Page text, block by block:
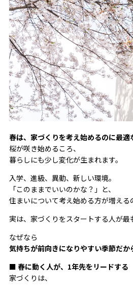
春は、家づくりを考え始めるのに最適
桜が咲き始めるころ、
暮らしにも少し変化が生まれます。
入学、進級、異動、新しい環境。
「このままでいいのかな？」と、
住まいについて考え始める方が増える
実は、家づくりをスタートする人が最
なぜなら――
気持ちが前向きになりやすい季節だか
■ 春に動く人が、1年先をリードする
家づくりは、